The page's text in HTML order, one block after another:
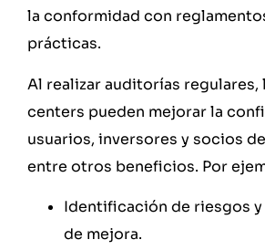
la conformidad con
prácticas.
Al realizar auditorías regulares,
centers pueden mejorar la
usuarios, inversores y socios
entre otros beneficios. Por
Identificación de riesgos
de mejora.